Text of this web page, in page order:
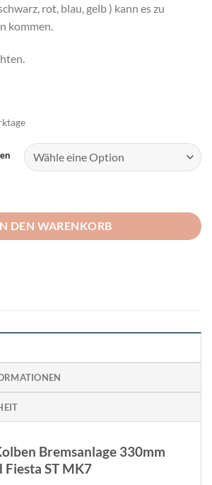
rot, blau, gelb ) kann es zu
kommen.
Ford Fiesta ST MK7 Menge
DEN WARENKORB
Bremsanlage 330mm
ST MK7